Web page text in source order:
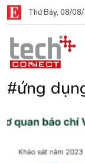
Thứ Bảy, 08/
#ứng